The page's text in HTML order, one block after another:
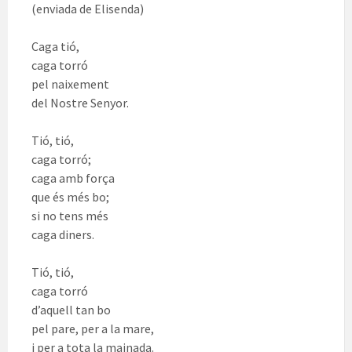
(enviada de Elisenda)
Caga tió,
caga torró
pel naixement
del Nostre Senyor.
Tió, tió,
caga torró;
caga amb força
que és més bo;
si no tens més
caga diners.
Tió, tió,
caga torró
d’aquell tan bo
pel pare, per a la mare,
i per a tota la mainada.